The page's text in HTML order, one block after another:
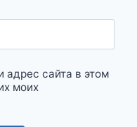
адрес сайта в этом
моих